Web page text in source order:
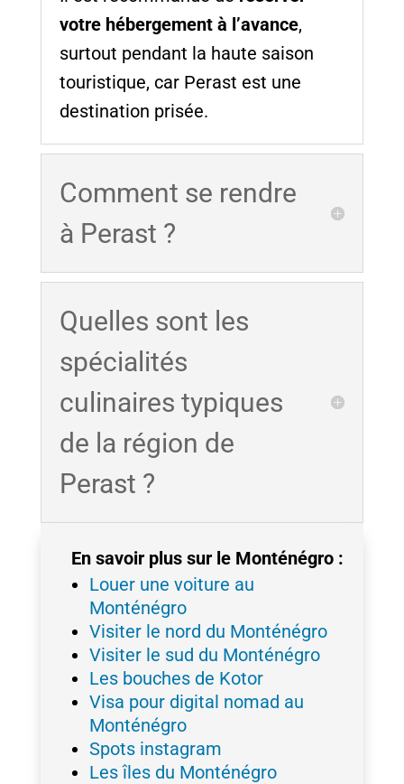
votre hébergement à l’avance,
surtout pendant la haute saison
touristique, car Perast est une
destination prisée.
Comment se rendre
à Perast ?
Quelles sont les
spécialités
culinaires typiques
de la région de
Perast ?
En savoir plus sur le Monténégro :
Louer une voiture au
Monténégro
Visiter le nord du Monténégro
Visiter le sud du Monténégro
Les bouches de Kotor
Visa pour digital nomad au
Monténégro
Spots instagram
Les îles du Monténégro